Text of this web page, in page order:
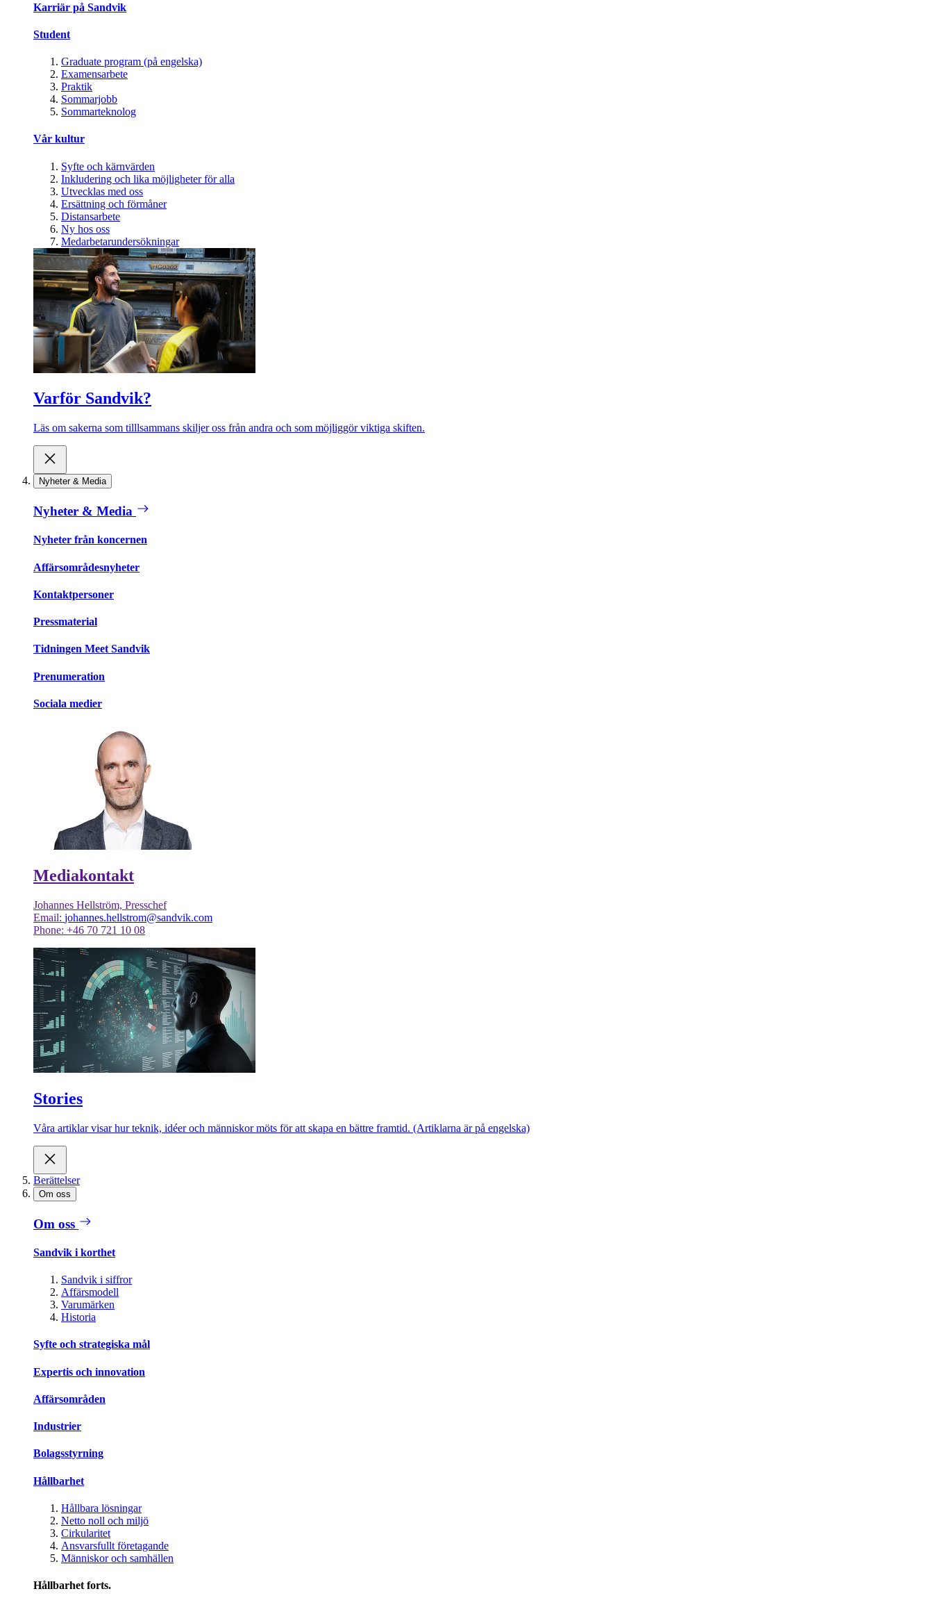
Karriär på Sandvik
Student
Graduate program (på engelska)
Examensarbete
Praktik
Sommarjobb
Sommarteknolog
Vår kultur
Syfte och kärnvärden
Inkludering och lika möjligheter för alla
Utvecklas med oss
Ersättning och förmåner
Distansarbete
Ny hos oss
Medarbetarundersökningar
Varför Sandvik?
Läs om sakerna som tilllsammans skiljer oss från andra och som möjliggör viktiga skiften.
Nyheter & Media
Nyheter & Media
Nyheter från koncernen
Affärsområdesnyheter
Kontaktpersoner
Pressmaterial
Tidningen Meet Sandvik
Prenumeration
Sociala medier
Mediakontakt
Johannes Hellström, Presschef
Email: johannes.hellstrom@sandvik.com
Phone: +46 70 721 10 08
Stories
Våra artiklar visar hur teknik, idéer och människor möts för att skapa en bättre framtid. (Artiklarna är på engelska)
Berättelser
Om oss
Om oss
Sandvik i korthet
Sandvik i siffror
Affärsmodell
Varumärken
Historia
Syfte och strategiska mål
Expertis och innovation
Affärsområden
Industrier
Bolagsstyrning
Hållbarhet
Hållbara lösningar
Netto noll och miljö
Cirkularitet
Ansvarsfullt företagande
Människor och samhällen
Hållbarhet forts.